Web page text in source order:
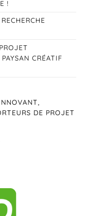
!
CRÉATIF
DE PROJET